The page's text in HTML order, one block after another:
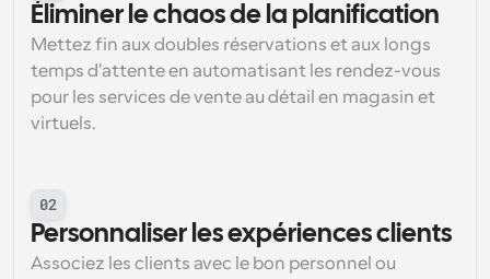
Éliminer le chaos de la planification
Mettez fin aux doubles réservations et aux longs
temps d'attente en automatisant les rendez-vous
pour les services de vente au détail en magasin et
virtuels.
02
Personnaliser les expériences clients
Associez les clients avec le bon personnel ou